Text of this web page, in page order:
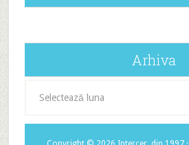
Arhiva